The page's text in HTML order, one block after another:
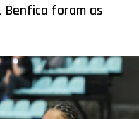
Benfica foram as